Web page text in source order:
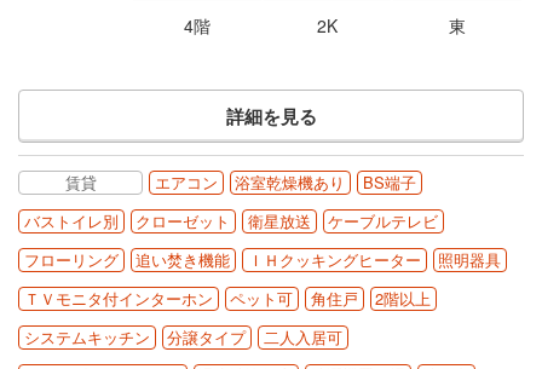
4階 2K 東
詳細を見る
賃貸 エアコン 浴室乾燥機あり
BS端子
バストイレ別
クローゼット 衛星放送
ケーブルテレビ
フローリング
追い焚き機能 ＩＨクッキングヒーター
照明器具
ＴＶモニタ付インターホン
ペット可 角住戸
2階以上
システムキッチン
分譲タイプ
二人入居可